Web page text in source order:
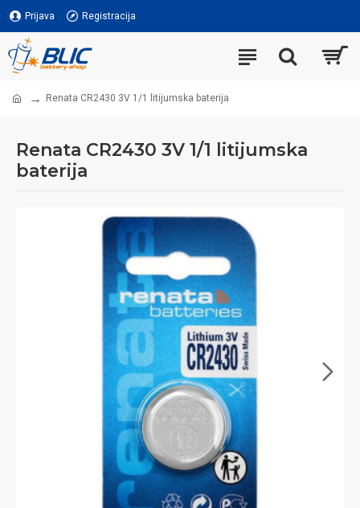
Prijava Registracija
Renata CR2430 3V 1/1 litijumska baterija
Renata CR2430 3V 1/1 litijumska
baterija